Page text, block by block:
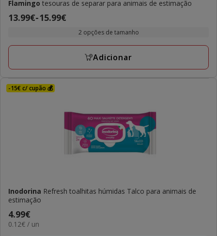
Flamingo tesouras de separar para animais de estimação
Preço
a
15.99€
13.99€-15.99€
2 opções de tamanho
Adicionar
-15€ c/ cupão 💰
Inodorina Refresh toalhitas húmidas Talco para animais de
estimação
Preço
4.99€
4.99€
0.12€
0.12€ / un